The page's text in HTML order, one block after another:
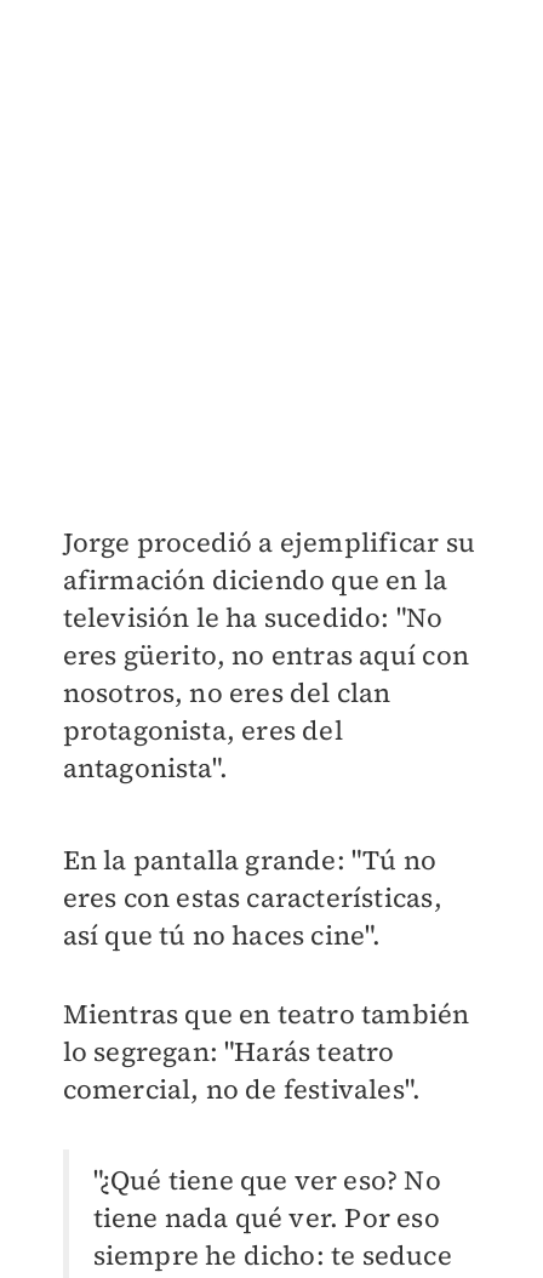
Jorge procedió a ejemplificar su
afirmación diciendo que en la
televisión le ha sucedido: "No
eres güerito, no entras aquí con
nosotros, no eres del clan
protagonista, eres del
antagonista".
En la pantalla grande: "Tú no
eres con estas características,
así que tú no haces cine".
Mientras que en teatro también
lo segregan: "Harás teatro
comercial, no de festivales".
"¿Qué tiene que ver eso? No
tiene nada qué ver. Por eso
siempre he dicho: te seduce